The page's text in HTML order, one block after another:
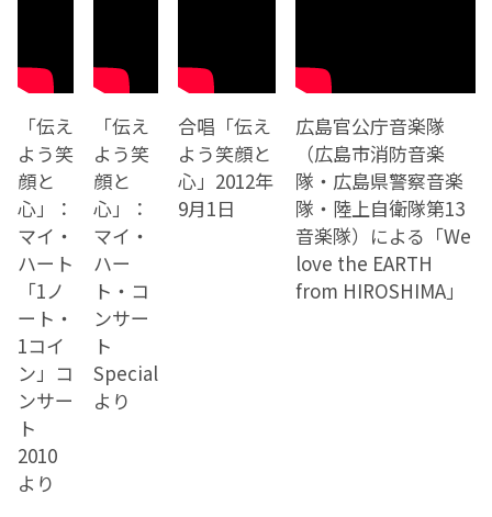
「伝え
よう笑
顔と
心」：
マイ・
ハート
「1ノ
ート・
1コイ
ン」コ
ンサー
ト
2010
より
「伝え
よう笑
顔と
心」：
マイ・
ハー
ト・コ
ンサー
ト
Special
より
合唱「伝え
よう笑顔と
心」2012年
9月1日
広島官公庁音楽隊
（広島市消防音楽
隊・広島県警察音楽
隊・陸上自衛隊第13
音楽隊）による「We
love the EARTH
from HIROSHIMA」